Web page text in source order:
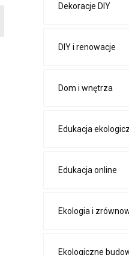
Dekoracje DIY
DIY i renowacje
Dom i wnętrza
Edukacja
Edukacja online
Ekologia i
Ekologiczne